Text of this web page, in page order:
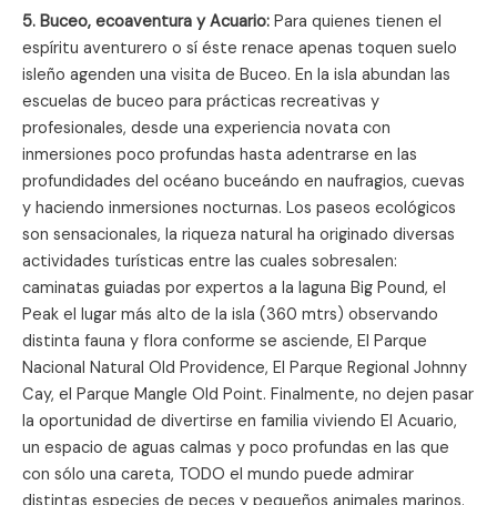
5. Buceo, ecoaventura y Acuario: Para quienes tienen el
espíritu aventurero o sí éste renace apenas toquen suelo
isleño agenden una visita de Buceo. En la isla abundan las
escuelas de buceo para prácticas recreativas y
profesionales, desde una experiencia novata con
inmersiones poco profundas hasta adentrarse en las
profundidades del océano buceándo en naufragios, cuevas
y haciendo inmersiones nocturnas. Los paseos ecológicos
son sensacionales, la riqueza natural ha originado diversas
actividades turísticas entre las cuales sobresalen:
caminatas guiadas por expertos a la laguna Big Pound, el
Peak el lugar más alto de la isla (360 mtrs) observando
distinta fauna y flora conforme se asciende, El Parque
Nacional Natural Old Providence, El Parque Regional Johnny
Cay, el Parque Mangle Old Point. Finalmente, no dejen pasar
la oportunidad de divertirse en familia viviendo El Acuario,
un espacio de aguas calmas y poco profundas en las que
con sólo una careta, TODO el mundo puede admirar